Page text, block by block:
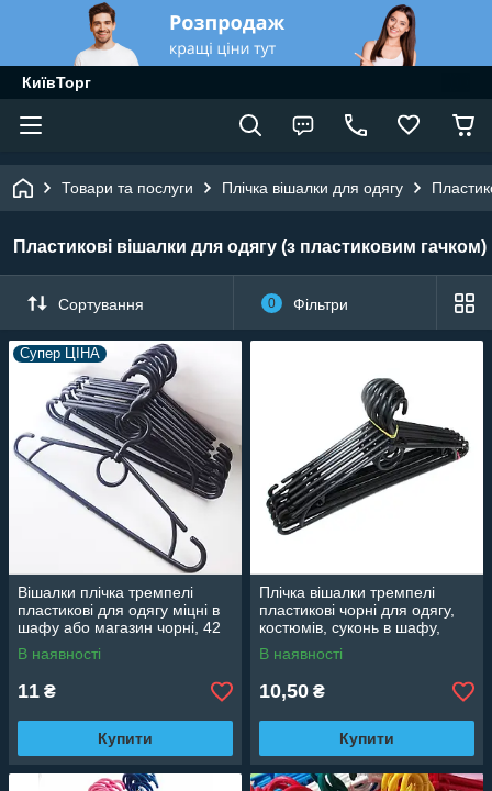
КиївТорг
Товари та послуги Плічка вішалки для одягу
Пластикові вішалки для одягу (з пластиковим гачком)
Сортування 0 Фільтри
Супер ЦІНА
Вішалки плічка тремпелі
пластикові для одягу міцні в
шафу або магазин чорні, 42
см
В наявності
11 ₴
Купити
Плічка вішалки тремпелі
пластикові чорні для одягу,
костюмів, суконь в шафу,
гардероб, 42 см
В наявності
10,50 ₴
Купити